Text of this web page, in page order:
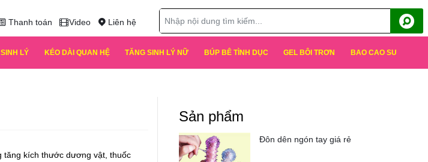
Thanh toán Video Liên hệ
LÝ KÉO DÀI QUAN HỆ TĂNG SINH LÝ NỮ BÚP BÊ TÌNH DỤC GEL BÔI TRƠN BAO CAO SU
tăng kích thước dương vật, thuốc
Sản phẩm
Đôn dên ngón tay giá rẻ